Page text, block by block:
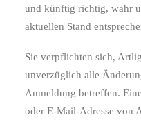
und künftig richtig, wahr
aktuellen Stand
Sie verpflichten sich,
unverzüglich alle
Anmeldung betreffen.
oder E-Mail-Adresse von